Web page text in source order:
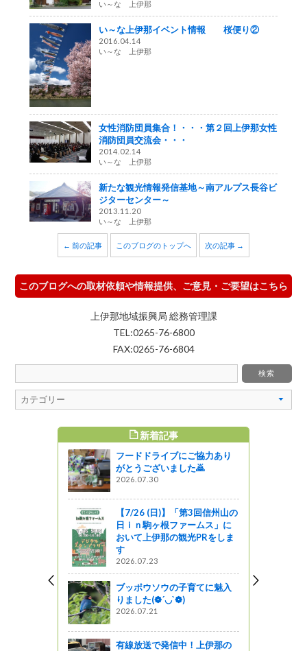
い～な 上伊那
い～な上伊那イベント情報 桜便り②
2016.04.14
い～な 上伊那
女性消防団員集合！・・・第２回上伊那女性
消防団員交流会・・・
2014.02.14
い～な 上伊那
新たな観光情報発信基地～南アルプス長谷ビ
ジターセンター～
2013.11.20
い～な 上伊那
← 前の記事 このブログのトップへ 次の記事 →
このブログへの取材依頼や情報提供、ご意見・ご要望はこちら
上伊那地域振興局 総務管理課
TEL:0265-76-6800
FAX:0265-76-6804
新着記事
フードドライブにご協力あり
がとうございました🙇
2026.07.30
【7/26 (日)】「第3回信州山の
日ｉｎ駒ヶ根ファームス」に
おいて上伊那の観光PRをしま
す
2026.07.23
ブッポウソウの子育てに魅入
りました(❁´◡`❁)
2026.07.21
有線放送で発信中！上伊那の